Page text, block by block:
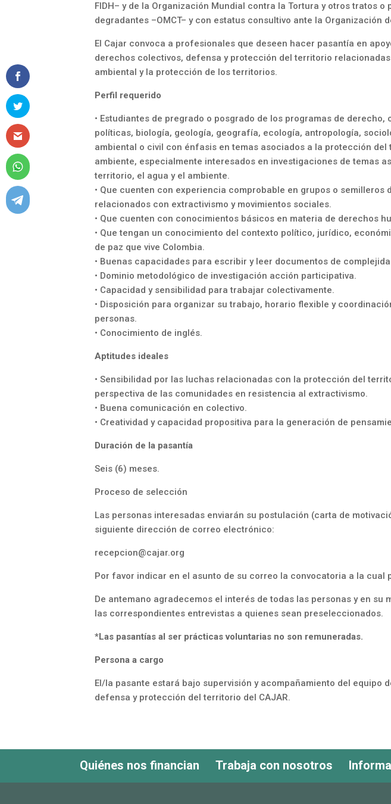
FIDH– y de la Organización Mundial contra la Tortura y otros tratos o
degradantes –OMCT– y con estatus consultivo ante la Organización
El Cajar convoca a profesionales que deseen hacer pasantía en
derechos colectivos, defensa y protección del territorio
ambiental y la protección de los territorios.
Perfil requerido
• Estudiantes de pregrado o posgrado de los programas de
políticas, biología, geología, geografía, ecología, antropología,
ambiental o civil con énfasis en temas asociados a la protección del
ambiente, especialmente interesados en investigaciones de temas
territorio, el agua y el ambiente.
• Que cuenten con experiencia comprobable en grupos o semilleros
relacionados con extractivismo y movimientos sociales.
• Que cuenten con conocimientos básicos en materia de derechos
• Que tengan un conocimiento del contexto político, jurídico,
de paz que vive Colombia.
• Buenas capacidades para escribir y leer documentos de
• Dominio metodológico de investigación acción participativa.
• Capacidad y sensibilidad para trabajar colectivamente.
• Disposición para organizar su trabajo, horario flexible y
personas.
• Conocimiento de inglés.
Aptitudes ideales
• Sensibilidad por las luchas relacionadas con la protección del
perspectiva de las comunidades en resistencia al extractivismo.
• Buena comunicación en colectivo.
• Creatividad y capacidad propositiva para la generación de
Duración de la pasantía
Seis (6) meses.
Proceso de selección
Las personas interesadas enviarán su postulación (carta de
siguiente dirección de correo electrónico:
recepcion@cajar.org
Por favor indicar en el asunto de su correo la convocatoria a la cual
De antemano agradecemos el interés de todas las personas y en su
las correspondientes entrevistas a quienes sean preseleccionados.
*Las pasantías al ser prácticas voluntarias no son remuneradas.
Persona a cargo
El/la pasante estará bajo supervisión y acompañamiento del equipo
defensa y protección del territorio del CAJAR.
Quiénes nos financian Trabaja con nosotros